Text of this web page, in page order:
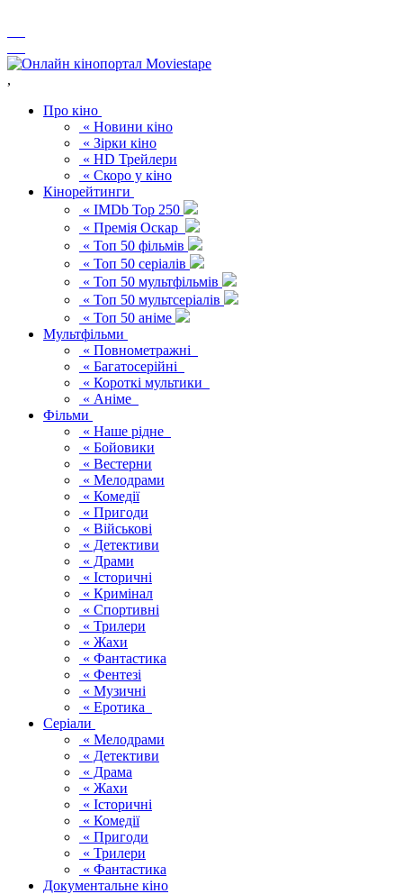
,
Про кіно
« Новини кіно
« Зірки кіно
« HD Трейлери
« Скоро у кіно
Кінорейтинги
« IMDb Top 250
« Премія Оскар
« Топ 50 фільмів
« Топ 50 серіалів
« Топ 50 мультфільмів
« Топ 50 мультсеріалів
« Топ 50 аніме
Мультфільми
« Повнометражні
« Багатосерійні
« Короткі мультики
« Аніме
Фільми
« Наше рідне
« Бойовики
« Вестерни
« Мелодрами
« Комедії
« Пригоди
« Військові
« Детективи
« Драми
« Історичні
« Кримінал
« Спортивні
« Трилери
« Жахи
« Фантастика
« Фентезі
« Музичні
« Еротика
Серіали
« Мелодрами
« Детективи
« Драма
« Жахи
« Історичні
« Комедії
« Пригоди
« Трилери
« Фантастика
Документальне кіно